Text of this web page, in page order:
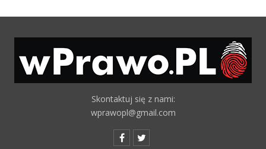
Skontaktuj się z nami:
wprawopl@gmail.com